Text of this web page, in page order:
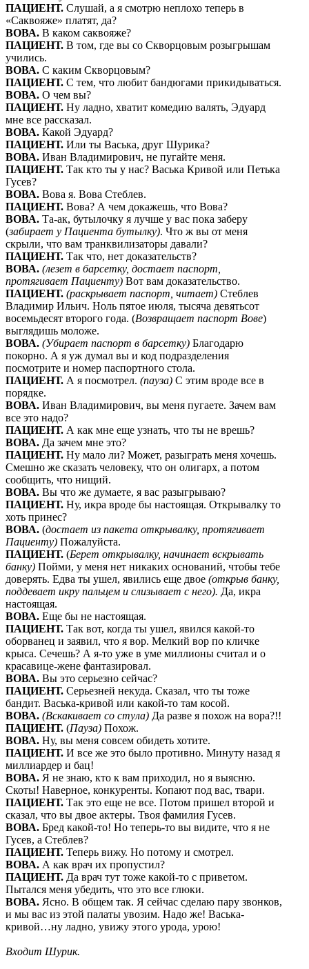
ПАЦИЕНТ. Слушай, а я смотрю неплохо теперь в
«Саквояже» платят, да?
ВОВА. В каком саквояже?
ПАЦИЕНТ. В том, где вы со Скворцовым розыгрышам
учились.
ВОВА. С каким Скворцовым?
ПАЦИЕНТ. С тем, что любит бандюгами прикидываться.
ВОВА. О чем вы?
ПАЦИЕНТ. Ну ладно, хватит комедию валять, Эдуард
мне все рассказал.
ВОВА. Какой Эдуард?
ПАЦИЕНТ. Или ты Васька, друг Шурика?
ВОВА. Иван Владимирович, не пугайте меня.
ПАЦИЕНТ. Так кто ты у нас? Васька Кривой или Петька
Гусев?
ВОВА. Вова я. Вова Стеблев.
ПАЦИЕНТ. Вова? А чем докажешь, что Вова?
ВОВА. Та-ак, бутылочку я лучше у вас пока заберу
(забирает у Пациента бутылку). Что ж вы от меня
скрыли, что вам транквилизаторы давали?
ПАЦИЕНТ. Так что, нет доказательств?
ВОВА. (лезет в барсетку, достает паспорт,
протягивает Пациенту) Вот вам доказательство.
ПАЦИЕНТ. (раскрывает паспорт, читает) Стеблев
Владимир Ильич. Ноль пятое июля, тысяча девятьсот
восемьдесят второго года. (Возвращает паспорт Вове)
выглядишь моложе.
ВОВА. (Убирает паспорт в барсетку) Благодарю
покорно. А я уж думал вы и код подразделения
посмотрите и номер паспортного стола.
ПАЦИЕНТ. А я посмотрел. (пауза) С этим вроде все в
порядке.
ВОВА. Иван Владимирович, вы меня пугаете. Зачем вам
все это надо?
ПАЦИЕНТ. А как мне еще узнать, что ты не врешь?
ВОВА. Да зачем мне это?
ПАЦИЕНТ. Ну мало ли? Может, разыграть меня хочешь.
Смешно же сказать человеку, что он олигарх, а потом
сообщить, что нищий.
ВОВА. Вы что же думаете, я вас разыгрываю?
ПАЦИЕНТ. Ну, икра вроде бы настоящая. Открывалку то
хоть принес?
ВОВА. (достает из пакета открывалку, протягивает
Пациенту) Пожалуйста.
ПАЦИЕНТ. (Берет открывалку, начинает вскрывать
банку) Пойми, у меня нет никаких оснований, чтобы тебе
доверять. Едва ты ушел, явились еще двое (открыв банку,
поддевает икру пальцем и слизывает с него). Да, икра
настоящая.
ВОВА. Еще бы не настоящая.
ПАЦИЕНТ. Так вот, когда ты ушел, явился какой-то
оборванец и заявил, что я вор. Мелкий вор по кличке
крыса. Сечешь? А я-то уже в уме миллионы считал и о
красавице-жене фантазировал.
ВОВА. Вы это серьезно сейчас?
ПАЦИЕНТ. Серьезней некуда. Сказал, что ты тоже
бандит. Васька-кривой или какой-то там косой.
ВОВА. (Вскакивает со стула) Да разве я похож на вора?!!
ПАЦИЕНТ. (Пауза) Похож.
ВОВА. Ну, вы меня совсем обидеть хотите.
ПАЦИЕНТ. И все же это было противно. Минуту назад я
миллиардер и бац!
ВОВА. Я не знаю, кто к вам приходил, но я выясню.
Скоты! Наверное, конкуренты. Копают под вас, твари.
ПАЦИЕНТ. Так это еще не все. Потом пришел второй и
сказал, что вы двое актеры. Твоя фамилия Гусев.
ВОВА. Бред какой-то! Но теперь-то вы видите, что я не
Гусев, а Стеблев?
ПАЦИЕНТ. Теперь вижу. Но потому и смотрел.
ВОВА. А как врач их пропустил?
ПАЦИЕНТ. Да врач тут тоже какой-то с приветом.
Пытался меня убедить, что это все глюки.
ВОВА. Ясно. В общем так. Я сейчас сделаю пару звонков,
и мы вас из этой палаты увозим. Надо же! Васька-
кривой…ну ладно, увижу этого урода, урою!
Входит Шурик.